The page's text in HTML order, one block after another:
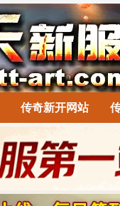
传奇新开网站